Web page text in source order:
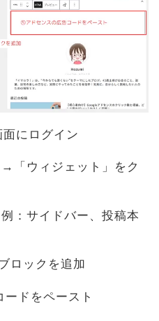
にログイン
「ウィジェット」をク
：サイドバー、投稿本
ロックを追加
ドをペースト